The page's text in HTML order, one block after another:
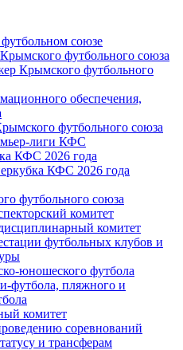
союзе
футбольного союза
Крымского футбольного
обеспечения,
футбольного союза
лиги КФС
КФС 2026 года
КФС 2026 года
футбольного союза
комитет
комитет
футбольных клубов и
юношеского футбола
футбола, пляжного и
комитет
соревнований
и трансферам